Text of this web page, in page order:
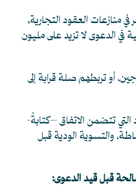
منازعات العقود التجارية،
في الدعوى لا تزيد على مليون
أو تربطهم صلة قرابة إلى
تتضمن الاتفاق –كتابةً-
والتسوية الودية قبل
قبل قيد الدعوى: